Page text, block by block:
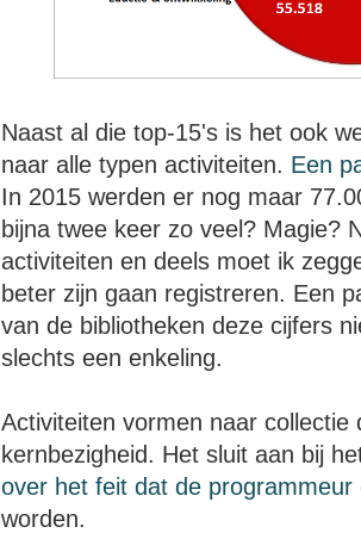
Naast al die top-15's is het ook
naar alle typen activiteiten. Een
In 2015 werden er nog maar
bijna twee keer zo veel? Magie?
activiteiten en deels moet ik
beter zijn gaan registreren. Een
van de bibliotheken deze cijfers
slechts een enkeling.
Activiteiten vormen naar collectie
kernbezigheid. Het sluit aan bij
over het feit dat de programmeur
worden.